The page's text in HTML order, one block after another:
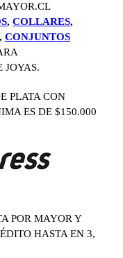
, COLLARES,
, CONJUNTOS
JOYAS.
PLATA CON
ES DE $150.000
POR MAYOR Y
HASTA EN 3,